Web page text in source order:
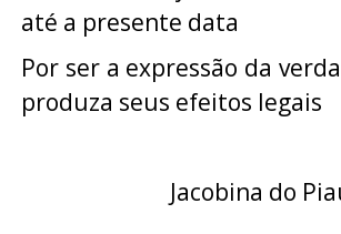
até a presente data
Por ser a expressão da
produza seus efeitos legais
Jacobina do